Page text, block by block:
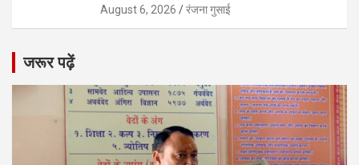
August 6, 2026 रंजना गुसाई
जरूर पढ़ें